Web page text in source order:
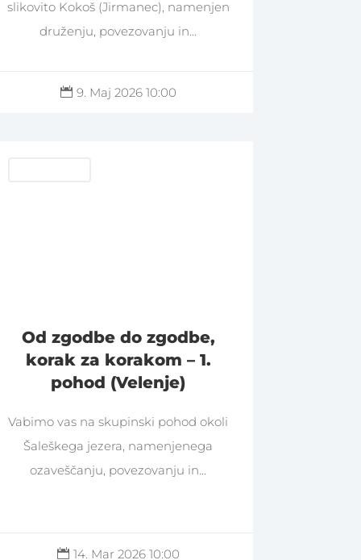
slikovito Kokoš (Jirmanec), namenjen
druženju, povezovanju in...
 9. Maj 2026 10:00
Od zgodbe do zgodbe,
korak za korakom – 1.
pohod (Velenje)
Vabimo vas na skupinski pohod okoli
Šaleškega jezera, namenjenega
ozaveščanju, povezovanju in...
 14. Mar 2026 10:00